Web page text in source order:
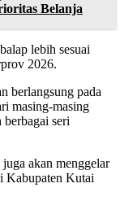
Belanja
lebih sesuai
2026.
berlangsung pada
masing-masing
seri
akan menggelar
Kabupaten Kutai